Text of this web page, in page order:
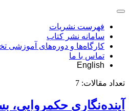
فهرست نشریات
سامانه نشر کتاب
کارگاه‌ها و دوره‌های آموزشی
تماس با ما
English
تعداد مقالات: 7
آینده‌نگاری حکمروایی،